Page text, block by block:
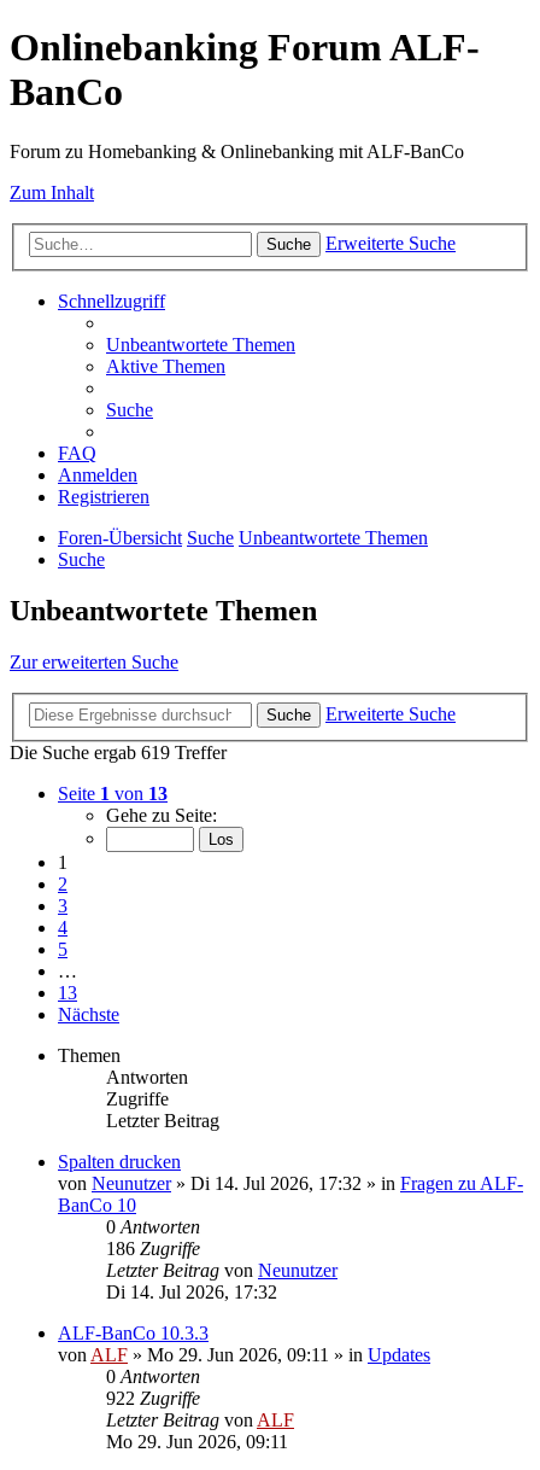
Onlinebanking Forum ALF-
BanCo
Forum zu Homebanking & Onlinebanking mit ALF-BanCo
Zum Inhalt
Suche Erweiterte Suche
Schnellzugriff
Unbeantwortete Themen
Aktive Themen
Suche
FAQ
Anmelden
Registrieren
Foren-Übersicht Suche Unbeantwortete Themen
Suche
Unbeantwortete Themen
Zur erweiterten Suche
Suche
Erweiterte Suche
Die Suche ergab 619 Treffer
Seite 1 von 13
Gehe zu Seite:
1
2
3
4
5
…
13
Nächste
Themen
Antworten
Zugriffe
Letzter Beitrag
Spalten drucken
von Neunutzer» Di 14. Jul 2026, 17:32 » in Fragen zu ALF-
BanCo 10
0 Antworten
186 Zugriffe
Letzter Beitrag von Neunutzer
Di 14. Jul 2026, 17:32
ALF-BanCo 10.3.3
von ALF » Mo 29. Jun 2026, 09:11 » in Updates
0 Antworten
922 Zugriffe
Letzter Beitrag von ALF
Mo 29. Jun 2026, 09:11